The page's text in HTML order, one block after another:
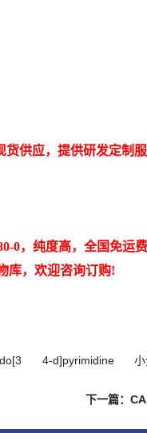
货供应，提供研发定制
0，纯度高，全国免运
库，欢迎咨询订购!
4-d]pyrimidine
下一篇：